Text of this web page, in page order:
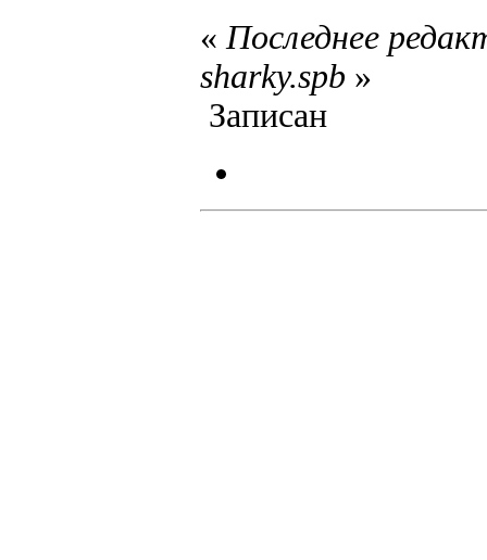
«Последнее
sharky.spb »
Записан